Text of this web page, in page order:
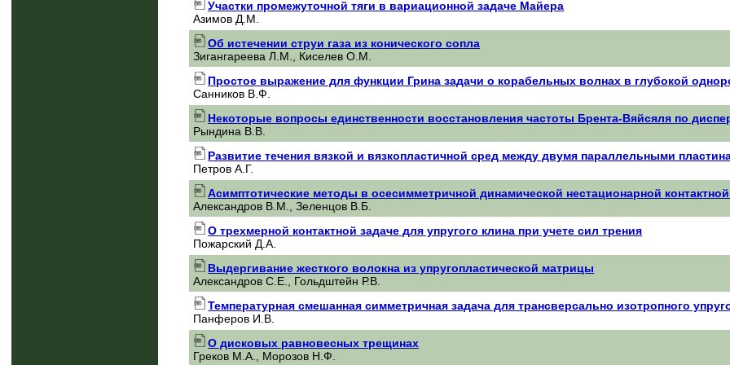
Участки промежуточной тяги в вариационной задаче Майера
Азимов Д.М.
Об истечении струи газа из конического сопла
Зигангареева Л.М., Киселев О.М.
Простое выражение для функции Грина задачи о корабельных волнах в глубокой
Санников В.Ф.
Некоторые вопросы единственности восстановления частоты Брента-Вяйсяля по
Рындина В.В.
Развитие течения вязкой и вязкопластичной сред между двумя параллельными
Петров А.Г.
Асимптотические методы в осесимметричной динамической нестационарной
Александров В.М., Зеленцов В.Б.
О трехмерной контактной задаче для упругого клина при учете сил трения
Пожарский Д.А.
Выдергивание жесткого волокна из упругопластической матрицы
Александров С.Е., Гольдштейн Р.В.
Температурная смешанная симметричная задача для трансверсально изотропного
Панферов И.В.
О дисковых равновесных трещинах
Греков М.А., Морозов Н.Ф.